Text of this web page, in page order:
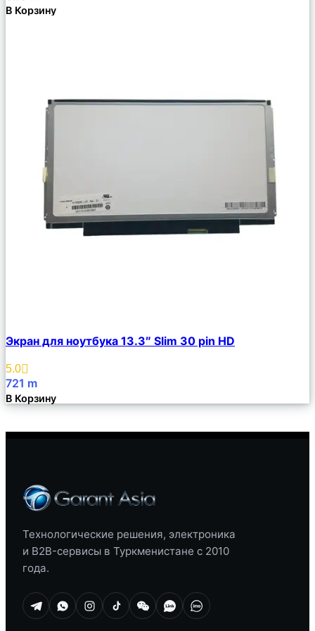
В Корзину
Описание
Избранное
Экран для ноутбука 13.3″ Slim 30 pin HD
5.0
721 m
В Корзину
Технологические решения, электроника
и B2B-сервисы в Туркменистане с 2010
года.